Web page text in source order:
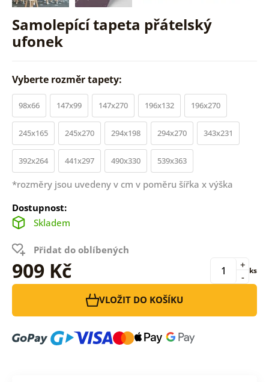
Samolepící tapeta přátelský
ufonek
Vyberte rozměr tapety:
98x66 147x99 147x270 196x132 196x270
245x165 245x270 294x198 294x270 343x231
392x264 441x297 490x330 539x363
*rozměry jsou uvedeny v cm v poměru šířka x výška
Dostupnost:
Skladem
Přidat do oblíbených
909 Kč -
+ ks
VLOŽIT DO KOŠÍKU